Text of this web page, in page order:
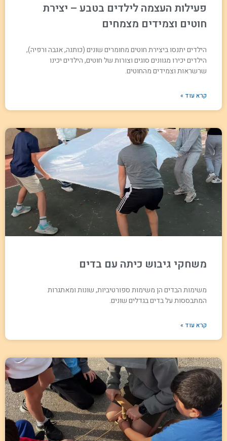
פעילות העצמה לילדים בטבע – יצירת
חוטים וצמידים מצמחים
הילדים יתנסו ביצירת חוטים מחומרים שונים (כותנה, אגבה ורפיה),
הילדים יכירו מגוונים סוגים וצורות של חוטים, הילדים יכינו
שרשראות וצמידים מהחוטים.
קרא עוד »
משחקי גיבוש כיתה עם בדים
משימות הבדים הן משימות ספורטיביות, שונות ומאתגרות
המתבססות על בדים בגדלים שונים.
קרא עוד »